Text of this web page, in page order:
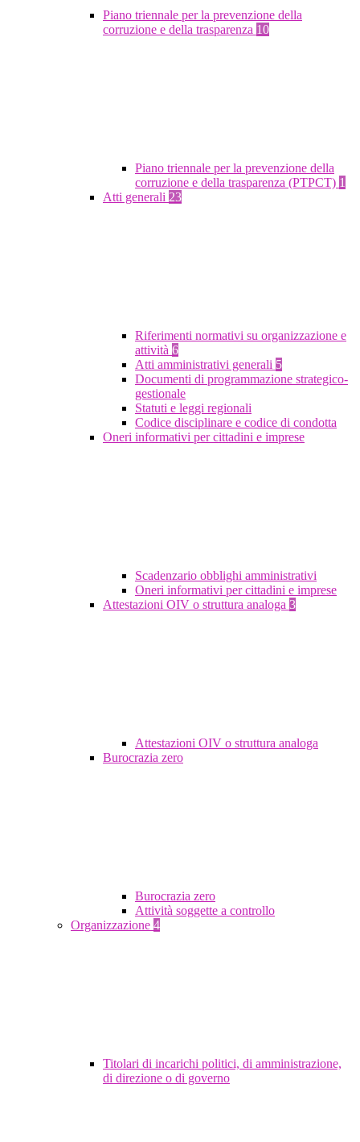
Piano triennale per la prevenzione della
corruzione e della trasparenza 10
Piano triennale per la prevenzione della
corruzione e della trasparenza (PTPCT) 1
Atti generali 23
Riferimenti normativi su organizzazione e
attività 6
Atti amministrativi generali 5
Documenti di programmazione strategico-
gestionale
Statuti e leggi regionali
Codice disciplinare e codice di condotta
Oneri informativi per cittadini e imprese
Scadenzario obblighi amministrativi
Oneri informativi per cittadini e imprese
Attestazioni OIV o struttura analoga 3
Attestazioni OIV o struttura analoga
Burocrazia zero
Burocrazia zero
Attività soggette a controllo
Organizzazione 4
Titolari di incarichi politici, di amministrazione,
di direzione o di governo